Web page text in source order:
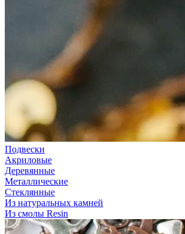
Подвески
Акриловые
Деревянные
Металлические
Стеклянные
Из натуральных камней
Из смолы Resin